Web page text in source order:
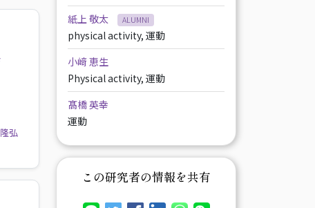
弘
紙上 敬太
ALUMNI
physical activity, 運動
小﨑 恵生
Physical activity, 運動
髙橋 英幸
運動
この研究者の情報を共有